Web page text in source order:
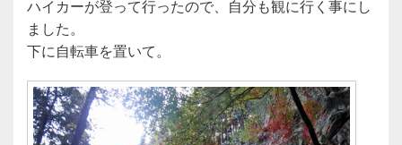
ハイカーが登って行ったので、自分も観に行く事にし
ました。
下に自転車を置いて。